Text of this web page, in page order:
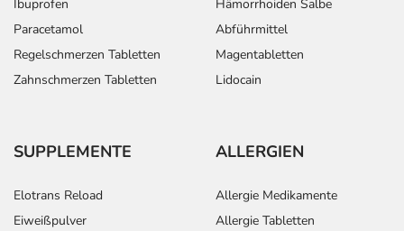
Ibuprofen
Paracetamol
Regelschmerzen Tabletten
Zahnschmerzen Tabletten
Hämorrhoiden Salbe
Abführmittel
Magentabletten
Lidocain
SUPPLEMENTE
Elotrans Reload
Eiweißpulver
ALLERGIEN
Allergie Medikamente
Allergie Tabletten